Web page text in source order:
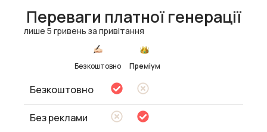
Переваги платної генерації
лише 5 гривень за привітання
Безкоштовно Преміум
Безкоштовно
Без реклами